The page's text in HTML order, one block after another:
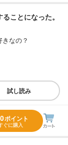
ことになった。
なの？
試し読み
ポイント
ぐに購入